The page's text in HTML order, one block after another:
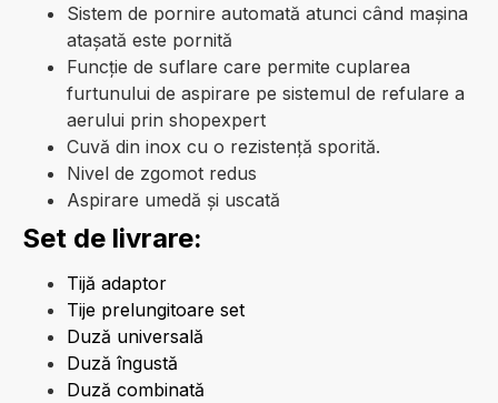
Sistem de pornire automată atunci când mașina
atașată este pornită
Funcție de suflare care permite cuplarea
furtunului de aspirare pe sistemul de refulare a
aerului prin shopexpert
Cuvă din inox cu o rezistență sporită.
Nivel de zgomot redus
Aspirare umedă și uscată
Set de livrare:
Tijă adaptor
Tije prelungitoare set
Duză universală
Duză îngustă
Duză combinată